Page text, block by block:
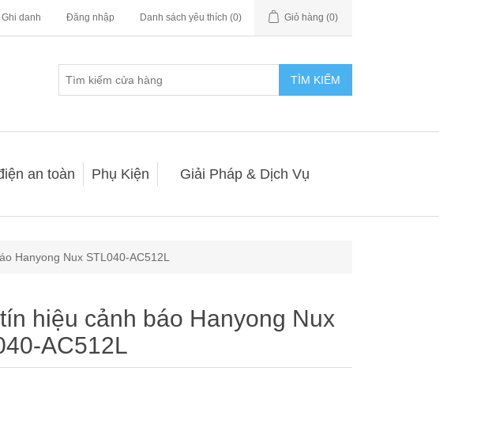
Ghi danh Đăng nhập Danh sách yêu thích (0) Giỏ hàng (0)
TÌM KIẾM
an toàn Phụ Kiện Giải Pháp & Dịch Vụ
Hanyong Nux STL040-AC512L
hiệu cảnh báo Hanyong Nux
AC512L